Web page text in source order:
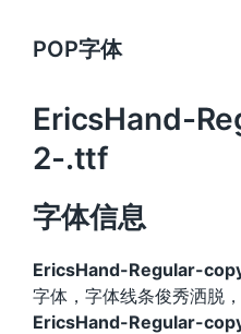
POP字体
EricsHand-
2-.ttf
字体信息
EricsHand-Regular-
字体，字体线条俊秀洒脱
EricsHand-Regular-